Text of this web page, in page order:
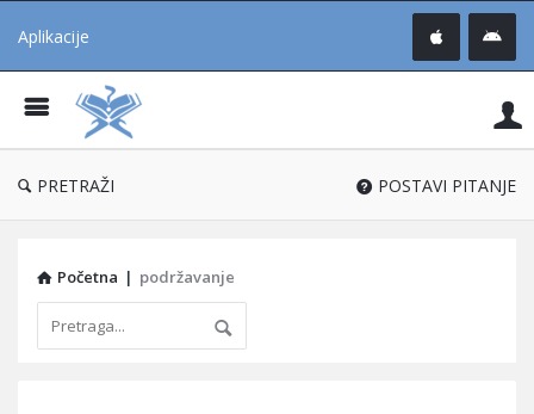
Aplikacije
®
PRETRAŽI POSTAVI PITANJE
Početna | podržavanje